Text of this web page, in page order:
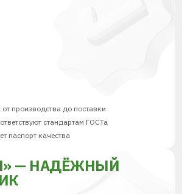
от производства до поставки
стандартам ГОСТа
паспорт качества
— НАДЁЖНЫЙ